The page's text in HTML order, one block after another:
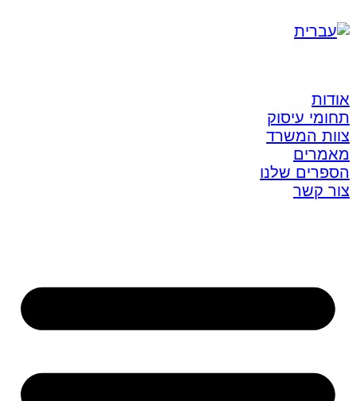
אודות
תחומי עיסוק
צוות המשרד
מאמרים
הספרים שלנו
צור קשר